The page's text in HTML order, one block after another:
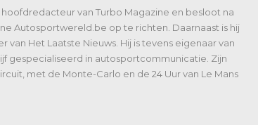
van Turbo Magazine en besloot na
Autosportwereld.be op te richten. Daarnaast is hij
Het Laatste Nieuws. Hij is tevens eigenaar van
gespecialiseerd in autosportcommunicatie. Zijn
met de Monte-Carlo en de 24 Uur van Le Mans